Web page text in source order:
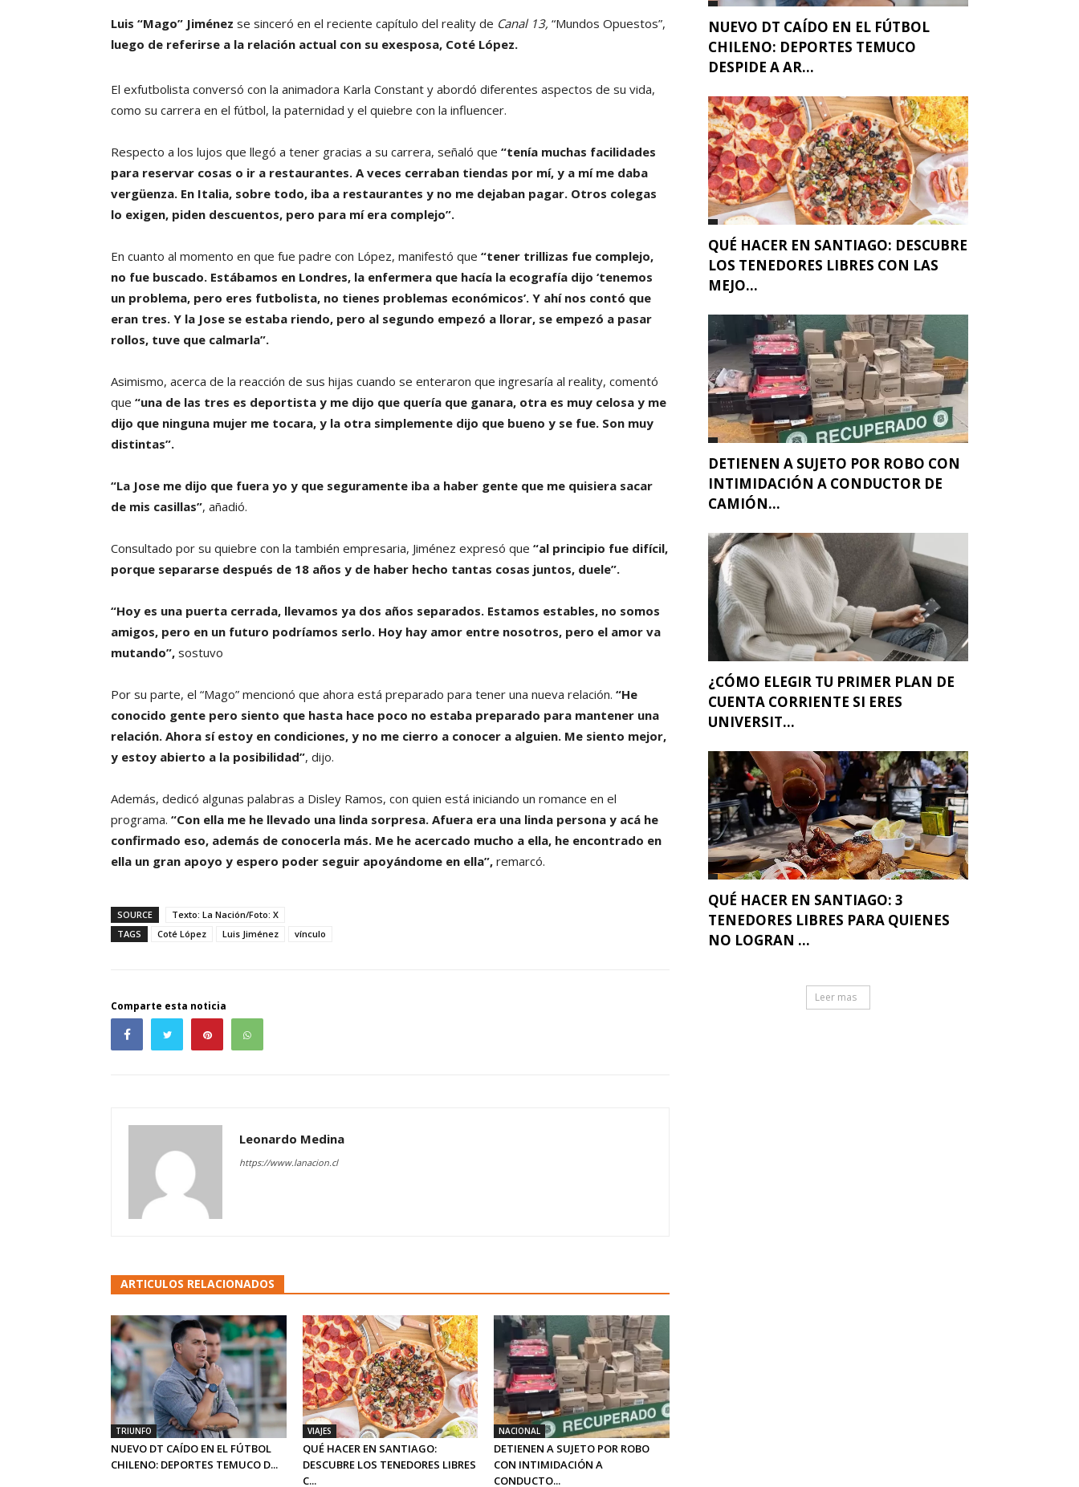
Luis “Mago” Jiménez se sinceró en el reciente capítulo del reality de Canal 13, “Mundos Opuestos”,
luego de referirse a la relación actual con su exesposa, Coté López.
El exfutbolista conversó con la animadora Karla Constant y abordó diferentes aspectos de su vida,
como su carrera en el fútbol, la paternidad y el quiebre con la influencer.
Respecto a los lujos que llegó a tener gracias a su carrera, señaló que “tenía muchas facilidades
para reservar cosas o ir a restaurantes. A veces cerraban tiendas por mí, y a mí me daba
vergüenza. En Italia, sobre todo, iba a restaurantes y no me dejaban pagar. Otros colegas
lo exigen, piden descuentos, pero para mí era complejo”.
En cuanto al momento en que fue padre con López, manifestó que “tener trillizas fue complejo,
no fue buscado. Estábamos en Londres, la enfermera que hacía la ecografía dijo ‘tenemos
un problema, pero eres futbolista, no tienes problemas económicos’. Y ahí nos contó que
eran tres. Y la Jose se estaba riendo, pero al segundo empezó a llorar, se empezó a pasar
rollos, tuve que calmarla”.
Asimismo, acerca de la reacción de sus hijas cuando se enteraron que ingresaría al reality, comentó
que “una de las tres es deportista y me dijo que quería que ganara, otra es muy celosa y me
dijo que ninguna mujer me tocara, y la otra simplemente dijo que bueno y se fue. Son muy
distintas”.
“La Jose me dijo que fuera yo y que seguramente iba a haber gente que me quisiera sacar
de mis casillas”, añadió.
Consultado por su quiebre con la también empresaria, Jiménez expresó que “al principio fue difícil,
porque separarse después de 18 años y de haber hecho tantas cosas juntos, duele”.
“Hoy es una puerta cerrada, llevamos ya dos años separados. Estamos estables, no somos
amigos, pero en un futuro podríamos serlo. Hoy hay amor entre nosotros, pero el amor va
mutando”, sostuvo
Por su parte, el “Mago” mencionó que ahora está preparado para tener una nueva relación. “He
conocido gente pero siento que hasta hace poco no estaba preparado para mantener una
relación. Ahora sí estoy en condiciones, y no me cierro a conocer a alguien. Me siento mejor,
y estoy abierto a la posibilidad”, dijo.
Además, dedicó algunas palabras a Disley Ramos, con quien está iniciando un romance en el
programa. “Con ella me he llevado una linda sorpresa. Afuera era una linda persona y acá he
confirmado eso, además de conocerla más. Me he acercado mucho a ella, he encontrado en
ella un gran apoyo y espero poder seguir apoyándome en ella”, remarcó.
SOURCE
Texto: La Nación/Foto: X
TAGS
Coté López Luis Jiménez vínculo
Comparte esta noticia
Leonardo Medina
https://www.lanacion.cl
ARTICULOS RELACIONADOS
TRIUNFO
NUEVO DT CAÍDO EN EL FÚTBOL
CHILENO: DEPORTES TEMUCO D...
VIAJES
QUÉ HACER EN SANTIAGO:
DESCUBRE LOS TENEDORES LIBRES
C...
NACIONAL
DETIENEN A SUJETO POR ROBO
CON INTIMIDACIÓN A
CONDUCTO...
NUEVO DT CAÍDO EN EL FÚTBOL
CHILENO: DEPORTES TEMUCO
DESPIDE A AR...
QUÉ HACER EN SANTIAGO: DESCUBRE
LOS TENEDORES LIBRES CON LAS
MEJO...
DETIENEN A SUJETO POR ROBO CON
INTIMIDACIÓN A CONDUCTOR DE
CAMIÓN...
¿CÓMO ELEGIR TU PRIMER PLAN DE
CUENTA CORRIENTE SI ERES
UNIVERSIT...
QUÉ HACER EN SANTIAGO: 3
TENEDORES LIBRES PARA QUIENES
NO LOGRAN ...
Leer mas